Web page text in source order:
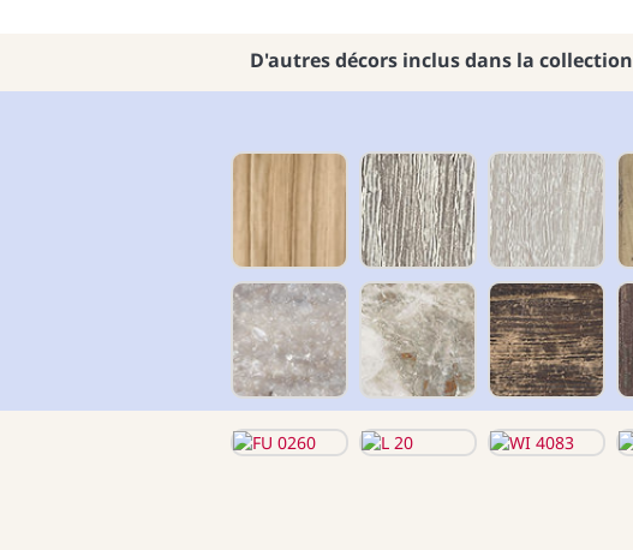
D'autres décors inclus dans la collection